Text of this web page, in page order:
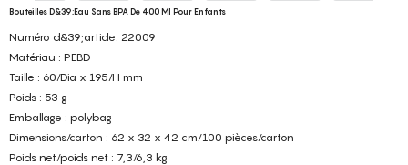
Bouteilles D&39;eau Sans BPA De 400 Ml Pour Enfants
Numéro d&39;article: 22009
Matériau : PEBD
Taille : 60/Dia x 195/H mm
Poids : 53 g
Emballage : polybag
Dimensions/carton : 62 x 32 x 42 cm/100 pièces/carton
Poids net/poids net : 7,3/6,3 kg